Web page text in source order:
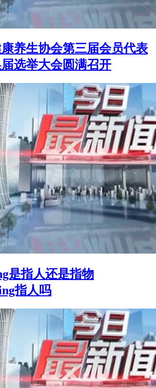
养生协会第三届会员代表
选举大会圆满召开
是指人还是指物
指人吗